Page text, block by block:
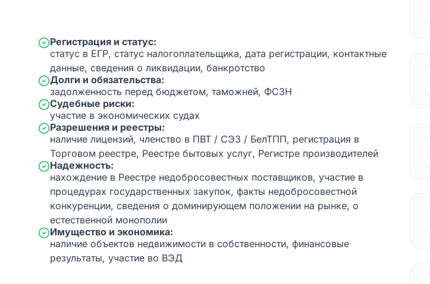
Регистрация и статус:
статус в ЕГР, статус налогоплательщика, дата регистрации, контактные
данные, сведения о ликвидации, банкротство
Долги и обязательства:
задолженность перед бюджетом, таможней, ФСЗН
Судебные риски:
участие в экономических судах
Разрешения и реестры:
наличие лицензий, членство в ПВТ / СЭЗ / БелТПП, регистрация в
Торговом реестре, Реестре бытовых услуг, Регистре производителей
Надежность:
нахождение в Реестре недобросовестных поставщиков, участие в
процедурах государственных закупок, факты недобросовестной
конкуренции, сведения о доминирующем положении на рынке, о
естественной монополии
Имущество и экономика:
наличие объектов недвижимости в собственности, финансовые
результаты, участие во ВЭД